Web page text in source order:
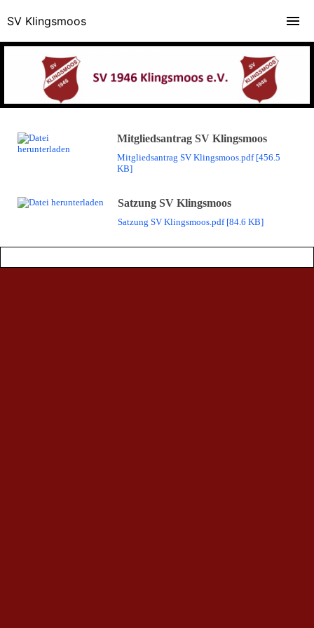
Mitgliedsantrag SV Klingsmoos
Mitgliedsantrag SV Klingsmoos.pdf [456.5
KB]
Satzung SV Klingsmoos
Satzung SV Klingsmoos.pdf [84.6 KB]
SV Klingsmoos